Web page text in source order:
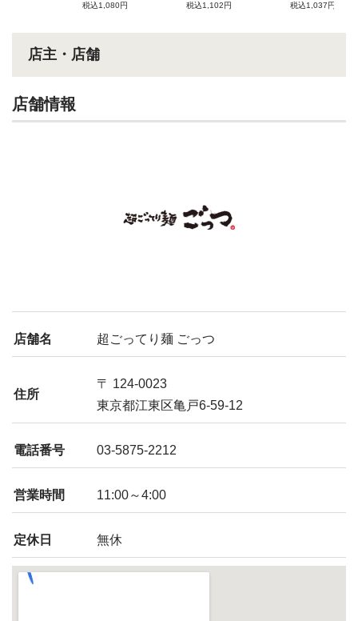
税込1,080円 税込1,102円 税込1,037円
店主・店舗
店舗情報
店舗名 超ごってり麺 ごっつ
住所
〒 124-0023
東京都江東区亀戸6-59-12
電話番号 03-5875-2212
営業時間 11:00～4:00
定休日 無休